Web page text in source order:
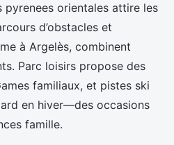
pyrenees orientales attire les
d’obstacles et
à Argelès, combinent
Parc loisirs propose des
familiaux, et pistes ski
en hiver—des occasions
famille.